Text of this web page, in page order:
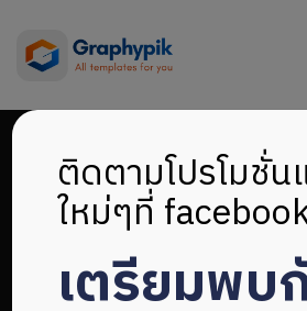
ปกเทมเพลตแก้ไ
ติดตามโปรโมชั่น
ใหม่ๆที่
เตรียมพบ